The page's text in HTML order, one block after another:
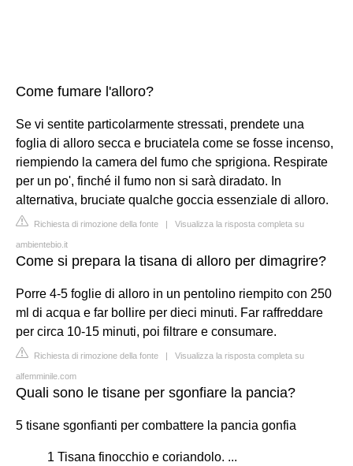
Come fumare l'alloro?
Se vi sentite particolarmente stressati, prendete una
foglia di alloro secca e bruciatela come se fosse incenso,
riempiendo la camera del fumo che sprigiona. Respirate
per un po', finché il fumo non si sarà diradato. In
alternativa, bruciate qualche goccia essenziale di alloro.
Richiesta di rimozione della fonte | Visualizza la risposta completa su
ambientebio.it
Come si prepara la tisana di alloro per dimagrire?
Porre 4-5 foglie di alloro in un pentolino riempito con 250
ml di acqua e far bollire per dieci minuti. Far raffreddare
per circa 10-15 minuti, poi filtrare e consumare.
Richiesta di rimozione della fonte | Visualizza la risposta completa su
alfemminile.com
Quali sono le tisane per sgonfiare la pancia?
5 tisane sgonfianti per combattere la pancia gonfia
1 Tisana finocchio e coriandolo. ...